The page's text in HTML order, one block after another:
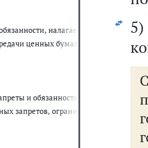
налагаемые на
ценных бумаг (долей участия,
и обязанности, налагаемые на
запретов, ограничений,